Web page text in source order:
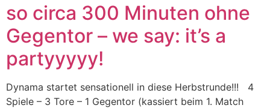
so circa 300 Minuten ohne
Gegentor – we say: it’s a
partyyyyy!
Dynama startet sensationell in diese Herbstrunde!!! 4
Spiele – 3 Tore – 1 Gegentor (kassiert beim 1. Match